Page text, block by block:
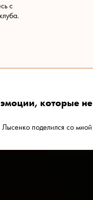
с
эмоции, которые не
поделился со мной